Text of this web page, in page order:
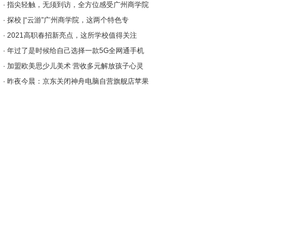
· 指尖轻触，无须到访，全方位感受广州商学院
· 探校 |“云游”广州商学院，这两个特色专
· 2021高职春招新亮点，这所学校值得关注
· 年过了是时候给自己选择一款5G全网通手机
· 加盟欧美思少儿美术 营收多元解放孩子心灵
· 昨夜今晨：京东关闭神舟电脑自营旗舰店苹果